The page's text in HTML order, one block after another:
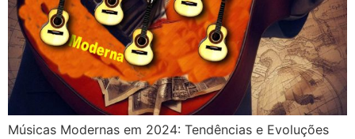
Músicas Modernas em 2024: Tendências e Evoluções